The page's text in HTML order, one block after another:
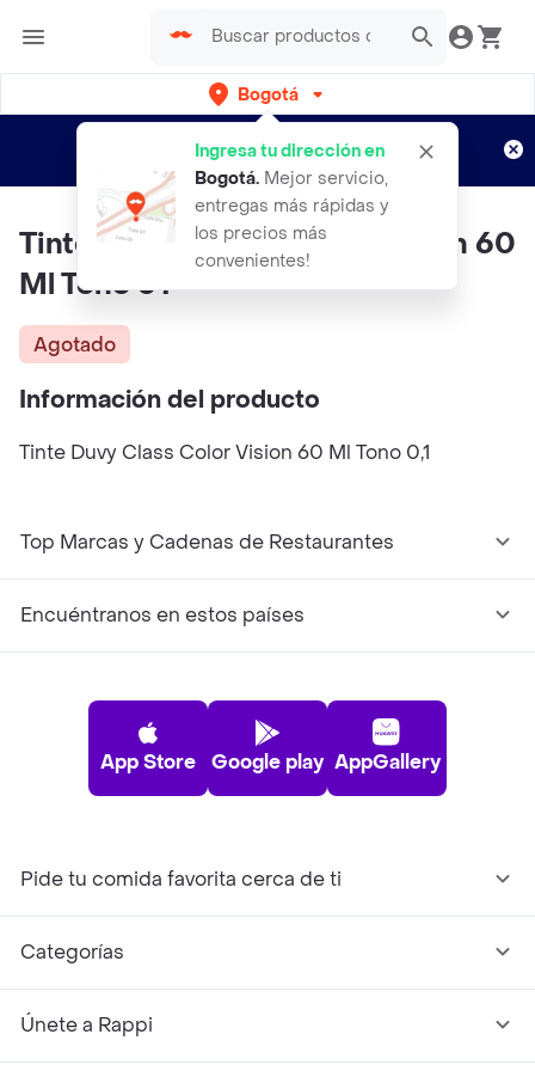
Bogotá
Ingresa tu dirección en
Bogotá. Mejor servicio,
entregas más rápidas y
los precios más
convenientes!
envíos gratis por semanas
Aplican TyC
Tinte DUVY CLASS Color Vision 60
Ml Tono 01
Agotado
Información del producto
Tinte Duvy Class Color Vision 60 Ml Tono 0,1
Top Marcas y Cadenas de Restaurantes
Encuéntranos en estos países
App Store Google play AppGallery
Pide tu comida favorita cerca de ti
Categorías
Únete a Rappi